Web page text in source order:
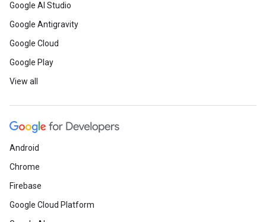
Google AI Studio
Google Antigravity
Google Cloud
Google Play
View all
Android
Chrome
Firebase
Google Cloud Platform